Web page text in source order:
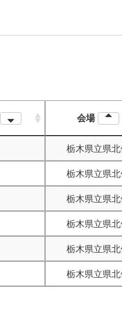
会場
栃木県立県
栃木県立県
栃木県立県
栃木県立県
栃木県立県
栃木県立県